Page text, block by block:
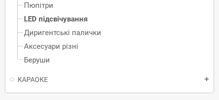
Пюпітри
LED підсвічування
Диригентські палички
Аксесуари різні
Беруши
КАРАОКЕ add